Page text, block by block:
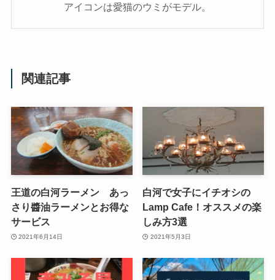
アイコンは愛猫のウミがモデル。
関連記事
王道の白河ラーメン あっ
さり醬油ラーメンとお得な
サービス
2021年6月14日
白河で女子にイチオシの
Lamp Cafe！オススメの楽
しみ方3選
2021年5月3日